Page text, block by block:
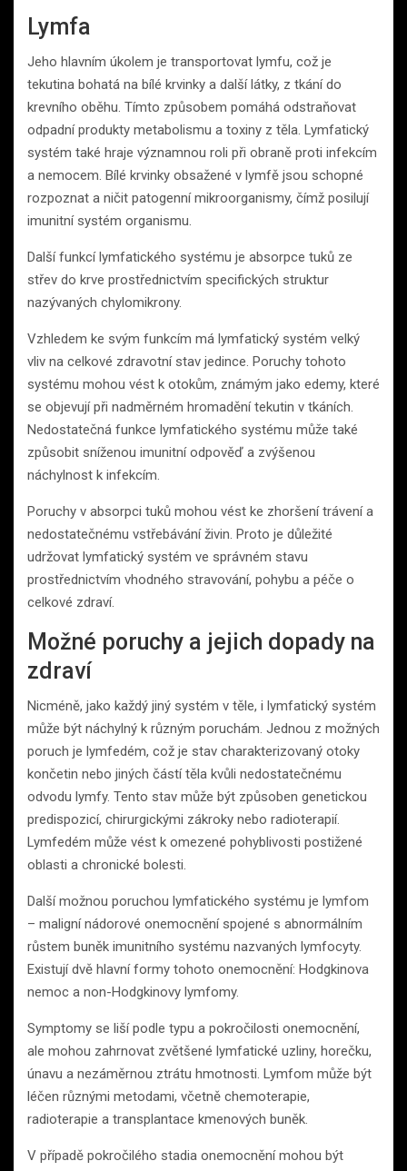
Lymfa
Jeho hlavním úkolem je transportovat lymfu, což je
tekutina bohatá na bílé krvinky a další látky, z tkání do
krevního oběhu. Tímto způsobem pomáhá odstraňovat
odpadní produkty metabolismu a toxiny z těla. Lymfatický
systém také hraje významnou roli při obraně proti infekcím
a nemocem. Bílé krvinky obsažené v lymfě jsou schopné
rozpoznat a ničit patogenní mikroorganismy, čímž posilují
imunitní systém organismu.
Další funkcí lymfatického systému je absorpce tuků ze
střev do krve prostřednictvím specifických struktur
nazývaných chylomikrony.
Vzhledem ke svým funkcím má lymfatický systém velký
vliv na celkové zdravotní stav jedince. Poruchy tohoto
systému mohou vést k otokům, známým jako edemy, které
se objevují při nadměrném hromadění tekutin v tkáních.
Nedostatečná funkce lymfatického systému může také
způsobit sníženou imunitní odpověď a zvýšenou
náchylnost k infekcím.
Poruchy v absorpci tuků mohou vést ke zhoršení trávení a
nedostatečnému vstřebávání živin. Proto je důležité
udržovat lymfatický systém ve správném stavu
prostřednictvím vhodného stravování, pohybu a péče o
celkové zdraví.
Možné poruchy a jejich dopady na
zdraví
Nicméně, jako každý jiný systém v těle, i lymfatický systém
může být náchylný k různým poruchám. Jednou z možných
poruch je lymfedém, což je stav charakterizovaný otoky
končetin nebo jiných částí těla kvůli nedostatečnému
odvodu lymfy. Tento stav může být způsoben genetickou
predispozicí, chirurgickými zákroky nebo radioterapií.
Lymfedém může vést k omezené pohyblivosti postižené
oblasti a chronické bolesti.
Další možnou poruchou lymfatického systému je lymfom
– maligní nádorové onemocnění spojené s abnormálním
růstem buněk imunitního systému nazvaných lymfocyty.
Existují dvě hlavní formy tohoto onemocnění: Hodgkinova
nemoc a non-Hodgkinovy lymfomy.
Symptomy se liší podle typu a pokročilosti onemocnění,
ale mohou zahrnovat zvětšené lymfatické uzliny, horečku,
únavu a nezáměrnou ztrátu hmotnosti. Lymfom může být
léčen různými metodami, včetně chemoterapie,
radioterapie a transplantace kmenových buněk.
V případě pokročilého stadia onemocnění mohou být